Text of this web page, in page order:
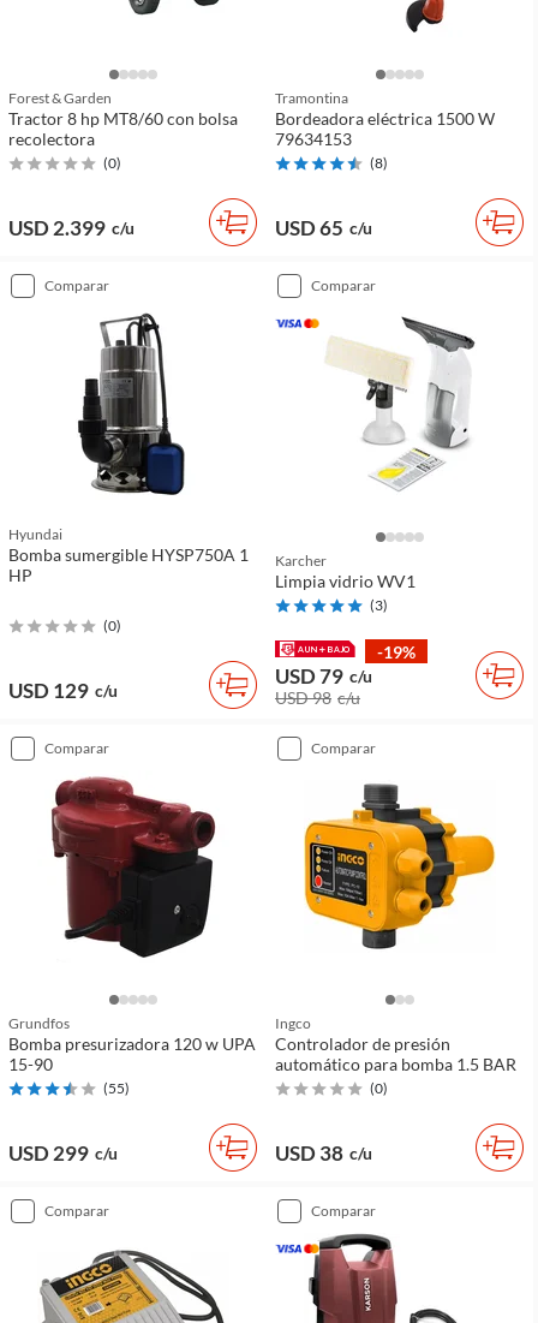
Forest & Garden
Tractor 8 hp MT8/60 con bolsa
recolectora
(0)
USD 2.399 c/u
Tramontina
Bordeadora eléctrica 1500 W
79634153
(8)
USD 65 c/u
comparar
Hyundai
Bomba sumergible HYSP750A 1
HP
(0)
USD 129 c/u
comparar
Karcher
Limpia vidrio WV1
(3)
-19%
USD 79 c/u
USD 98 c/u
comparar
Grundfos
Bomba presurizadora 120 w UPA
15-90
(55)
USD 299 c/u
comparar
Ingco
Controlador de presión
automático para bomba 1.5 BAR
(0)
USD 38 c/u
comparar comparar